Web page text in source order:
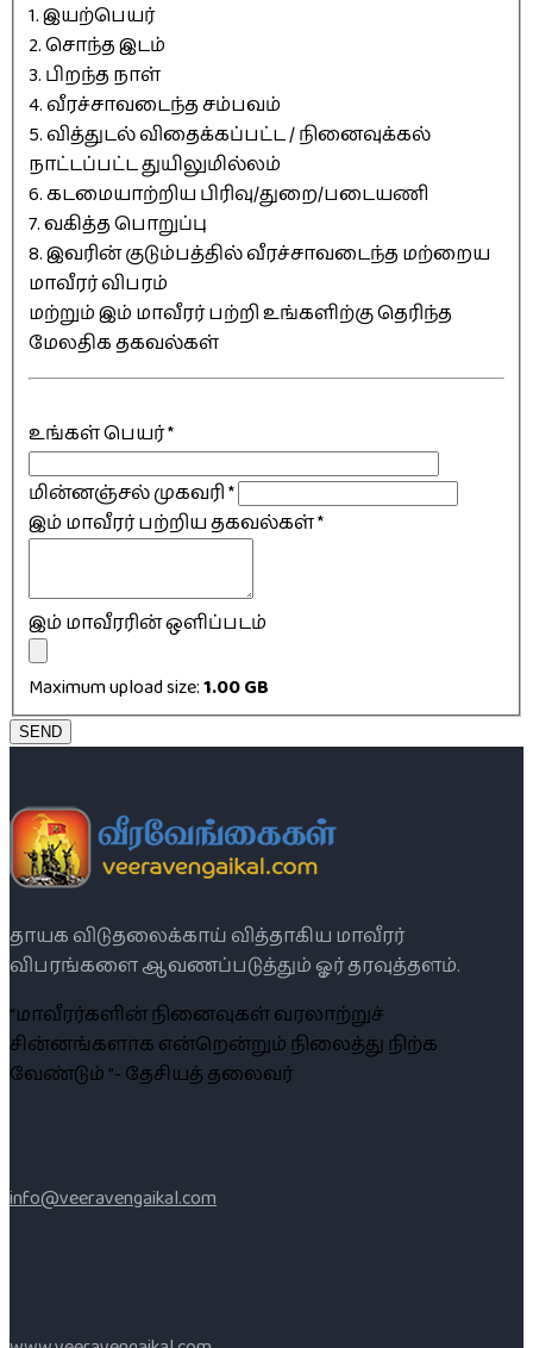
1. இயற்பெயர்
2. சொந்த இடம்
3. பிறந்த நாள்
4. வீரச்சாவடைந்த சம்பவம்
5. வித்துடல் விதைக்கப்பட்ட / நினைவுக்கல்
நாட்டப்பட்ட துயிலுமில்லம்
6. கடமையாற்றிய பிரிவு/துறை/படையணி
7. வகித்த பொறுப்பு
8. இவரின் குடும்பத்தில் வீரச்சாவடைந்த மற்றைய
மாவீரர் விபரம்
மற்றும் இம் மாவீரர் பற்றி உங்களிற்கு தெரிந்த
மேலதிக தகவல்கள்
உங்கள் பெயர்*
மின்னஞ்சல் முகவரி*
இம் மாவீரர் பற்றிய தகவல்கள்*
இம் மாவீரரின் ஒளிப்படம்
Maximum upload size:1.00 GB
SEND
தாயக விடுதலைக்காய் வித்தாகிய மாவீரர்
விபரங்களை ஆவணப்படுத்தும் ஓர் தரவுத்தளம்.
“மாவீரர்களின் நினைவுகள் வரலாற்றுச்
சின்னங்களாக என்றென்றும் நிலைத்து நிற்க
வேண்டும் ”- தேசியத் தலைவர்
info@veeravengaikal.com